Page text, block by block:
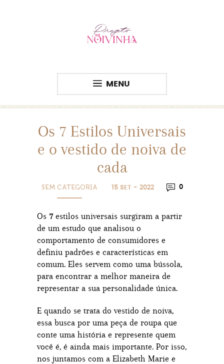
MENU
Os 7 Estilos Universais
e o vestido de noiva de
cada
SEM CATEGORIA 15 SET - 2022 0
Os 7 estilos universais surgiram a partir
de um estudo que analisou o
comportamento de consumidores e
definiu padrões e características em
comum. Eles servem como uma bússola,
para encontrar a melhor maneira de
representar a sua personalidade única.
E quando se trata do vestido de noiva,
essa busca por uma peça de roupa que
conte uma história e represente quem
você é, é ainda mais importante. Por isso,
nos juntamos com a Elizabeth Marie e